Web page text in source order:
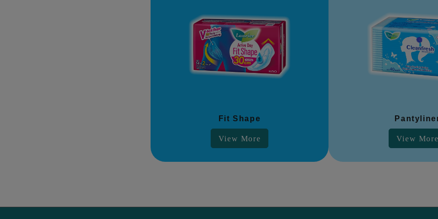
Fit Shape
View More View